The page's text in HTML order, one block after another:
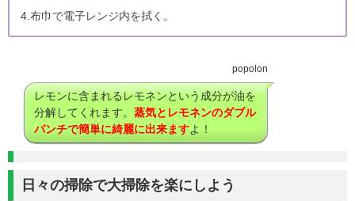
4.布巾で電子レンジ内を拭く。
popolon
レモンに含まれるレモネンという成分が油を
分解してくれます。 蒸気とレモネンのダブル
パンチで簡単に綺麗に出来ますよ！
日々の掃除で大掃除を楽にしよう